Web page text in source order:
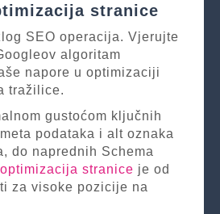
stranice
SEO operacija. Vjerujte
algoritam
napore u optimizaciji
tražilice.
gustoćom ključnih
podataka i alt oznaka
do naprednih Schema
stranice je od
za visoke pozicije na